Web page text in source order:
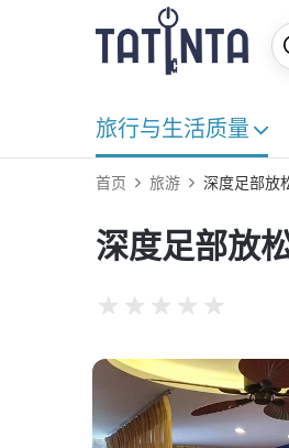
旅行与生活质量
首页 旅游 深度足部放
深度足部放